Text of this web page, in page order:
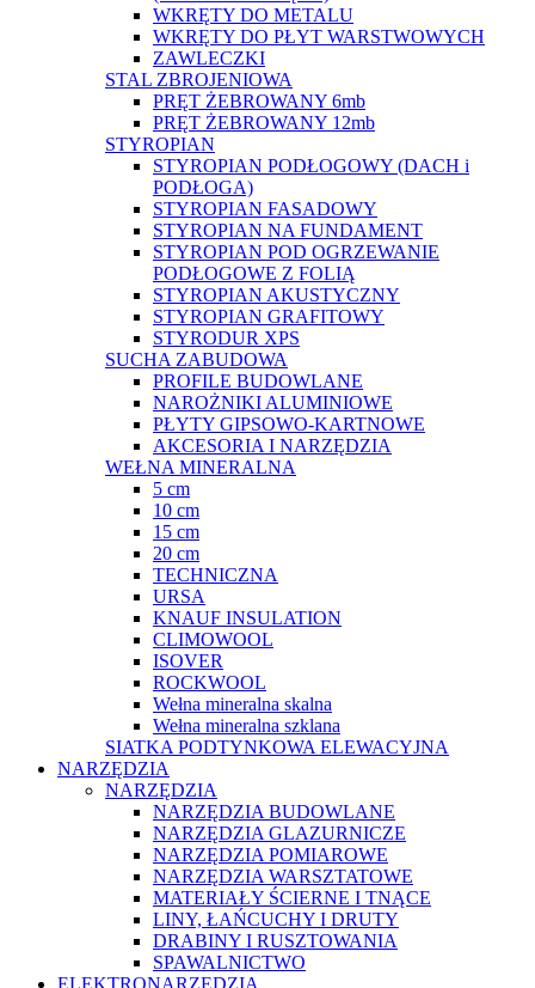
WKRĘTY DO METALU
WKRĘTY DO PŁYT WARSTWOWYCH
ZAWLECZKI
STAL ZBROJENIOWA
PRĘT ŻEBROWANY 6mb
PRĘT ŻEBROWANY 12mb
STYROPIAN
STYROPIAN PODŁOGOWY (DACH i
PODŁOGA)
STYROPIAN FASADOWY
STYROPIAN NA FUNDAMENT
STYROPIAN POD OGRZEWANIE
PODŁOGOWE Z FOLIĄ
STYROPIAN AKUSTYCZNY
STYROPIAN GRAFITOWY
STYRODUR XPS
SUCHA ZABUDOWA
PROFILE BUDOWLANE
NAROŻNIKI ALUMINIOWE
PŁYTY GIPSOWO-KARTNOWE
AKCESORIA I NARZĘDZIA
WEŁNA MINERALNA
5 cm
10 cm
15 cm
20 cm
TECHNICZNA
URSA
KNAUF INSULATION
CLIMOWOOL
ISOVER
ROCKWOOL
Wełna mineralna skalna
Wełna mineralna szklana
SIATKA PODTYNKOWA ELEWACYJNA
NARZĘDZIA
NARZĘDZIA
NARZĘDZIA BUDOWLANE
NARZĘDZIA GLAZURNICZE
NARZĘDZIA POMIAROWE
NARZĘDZIA WARSZTATOWE
MATERIAŁY ŚCIERNE I TNĄCE
LINY, ŁAŃCUCHY I DRUTY
DRABINY I RUSZTOWANIA
SPAWALNICTWO